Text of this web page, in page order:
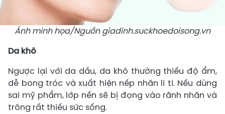
Ảnh minh họa/Nguồn giadinh.suckhoedoisong.vn
Da khô
Ngược lại với da dầu, da khô thường thiếu độ ẩm,
dễ bong tróc và xuất hiện nếp nhăn li ti. Nếu dùng
sai mỹ phẩm, lớp nền sẽ bị đọng vào rãnh nhăn và
trông rất thiếu sức sống.